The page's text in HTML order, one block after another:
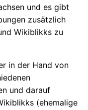
und es gibt
zusätzlich
Wikiblikks zu
in der Hand von
und darauf
(ehemalige